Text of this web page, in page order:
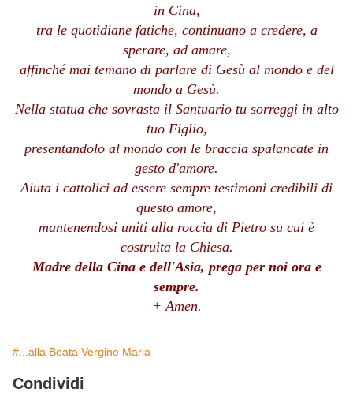
in Cina,
tra le quotidiane fatiche, continuano a credere, a
sperare, ad amare,
affinché mai temano di parlare di Gesù al mondo e del
mondo a Gesù.
Nella statua che sovrasta il Santuario tu sorreggi in alto
tuo Figlio,
presentandolo al mondo con le braccia spalancate in
gesto d'amore.
Aiuta i cattolici ad essere sempre testimoni credibili di
questo amore,
mantenendosi uniti alla roccia di Pietro su cui è
costruita la Chiesa.
Madre della Cina e dell'Asia, prega per noi ora e
sempre.
+ Amen.
#...alla Beata Vergine Maria
Condividi